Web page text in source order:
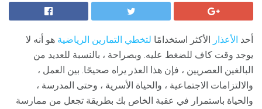
أحد الأعذار الأكثر استخدامًا لتخطي التمارين الرياضية هو أنه لا
يوجد وقت كاف للضغط عليه. وبصراحة ، بالنسبة للعديد من
البالغين العصريين ، فإن هذا العذر يراه صحيحًا. بين العمل ،
والالتزامات الاجتماعية ، والحياة الأسرية ، وحتى المدرسة ،
والحياة باستمرار في عقبة الخاص بك بطريقة تجعل من ممارسة